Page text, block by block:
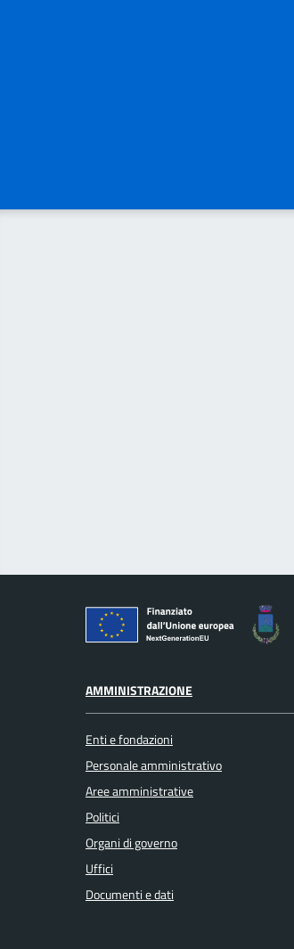
AMMINISTRAZIONE
Enti e fondazioni
Personale amministrativo
Aree amministrative
Politici
Organi di governo
Uffici
Documenti e dati